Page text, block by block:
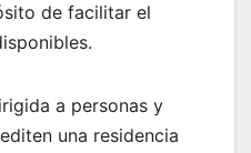
de facilitar el
a personas y
una residencia